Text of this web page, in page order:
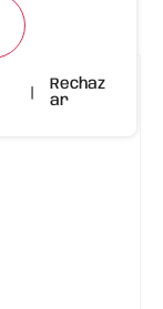
Rechaz
ar